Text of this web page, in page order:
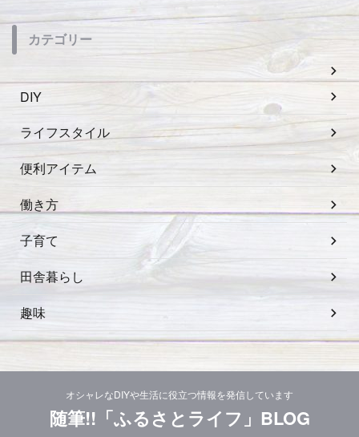
カテゴリー
DIY
ライフスタイル
便利アイテム
働き方
子育て
田舎暮らし
趣味
オシャレなDIYや生活に役立つ情報を発信しています
随筆!!「ふるさとライフ」BLOG